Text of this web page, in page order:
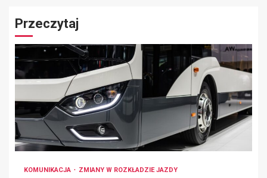
Przeczytaj
KOMUNIKACJA ZMIANY W ROZKŁADZIE JAZDY